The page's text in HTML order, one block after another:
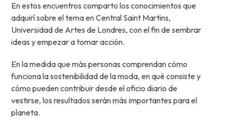
En estos encuentros comparto los conocimientos que
adquirí sobre el tema en Central Saint Martins,
Universidad de Artes de Londres, con el fin de sembrar
ideas y empezar a tomar acción.
En la medida que más personas comprendan cómo
funciona la sostenibilidad de la moda, en qué consiste y
cómo pueden contribuir desde el oficio diario de
vestirse, los resultados serán más importantes para el
planeta.